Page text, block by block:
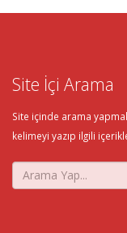
Site İçi Arama
Site içinde arama
kelimeyi yazıp ilgili